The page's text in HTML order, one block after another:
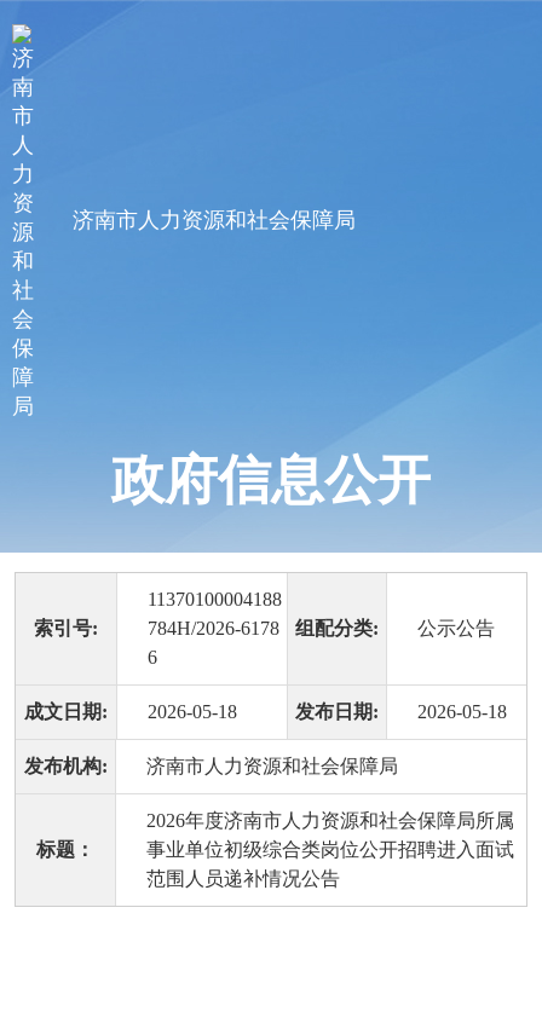
济南市人力资源和社会保障局
政府信息公开
索引号:
11370100004188
784H/2026-6178
6
组配分类: 公示公告
成文日期: 2026-05-18 发布日期: 2026-05-18
发布机构: 济南市人力资源和社会保障局
标题：
2026年度济南市人力资源和社会保障局所属
事业单位初级综合类岗位公开招聘进入面试
范围人员递补情况公告